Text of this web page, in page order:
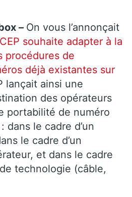
– On vous l’annonçait
souhaite adapter à la
procédures de
déjà existantes sur
lançait ainsi une
des opérateurs
portabilité de numéro
le cadre d’un
le cadre d’un
et dans le cadre
technologie (câble,